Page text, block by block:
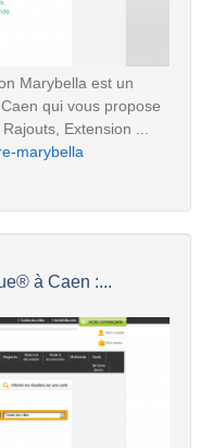
Marybella est un
qui vous propose
Extension ...
marybella
à Caen :...